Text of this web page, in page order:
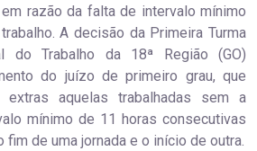
razão da falta de intervalo mínimo
A decisão da Primeira Turma
do Trabalho da 18ª Região (GO)
do juízo de primeiro grau, que
aquelas trabalhadas sem a
mínimo de 11 horas consecutivas
fim de uma jornada e o início de outra.